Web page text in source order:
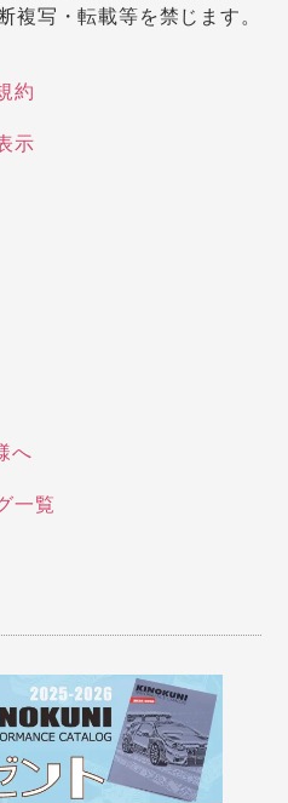
複写・転載等を禁じます。
約
示
へ
一覧